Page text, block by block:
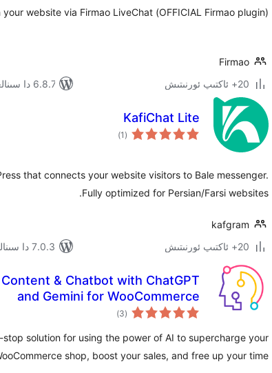
(OFFICIAL Firmao plugin) Chat with visitors on your website via Firmao LiveChat.
Firmao
20+ ئاكتىپ ئورنىتىش
6.8.7 دا سىنالغان
KafiChat Lite
(1 ئومۇمىي
دەرىجە)
that connects your website visitors to Bale messenger.
Fully optimized for Persian/Farsi websites.
kafgram
20+ ئاكتىپ ئورنىتىش
7.0.3 دا سىنالغان
& Chatbot with ChatGPT
and Gemini for WooCommerce
(3 ئومۇمىي
دەرىجە)
stop solution for using the power of AI to supercharge your
shop, boost your sales, and free up your time.